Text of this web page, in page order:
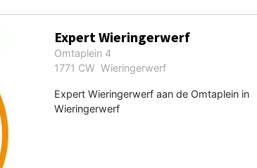
Expert Wieringerwerf
Omtaplein 4
1771 CW Wieringerwerf
Expert Wieringerwerf aan de Omtaplein in
Wieringerwerf